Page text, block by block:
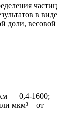
частиц
в виде
доли, весовой
— 0,4-1600;
мкм³ – от